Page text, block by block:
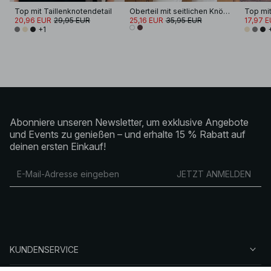
Top mit Taillenknotendetail
20,96 EUR 29,95 EUR
+1
Oberteil mit seitlichen Knöpfen
25,16 EUR 35,95 EUR
Top
17,97
Abonniere unseren Newsletter, um exklusive Angebote
und Events zu genießen – und erhalte 15 % Rabatt auf
deinen ersten Einkauf!
JETZT ANMELDEN
KUNDENSERVICE